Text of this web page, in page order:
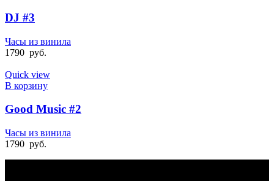
DJ #3
Часы из винила
1790 руб.
Quick view
В корзину
Good Music #2
Часы из винила
1790 руб.